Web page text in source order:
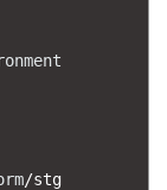
/stg